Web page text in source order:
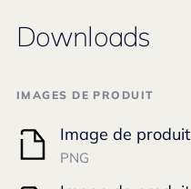
Downloads
IMAGES DE PRODUIT
Image de produit
PNG